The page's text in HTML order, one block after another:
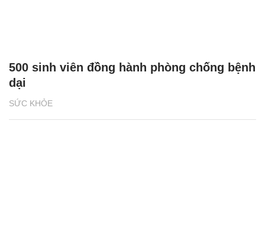
SỨC KHỎE
500 sinh viên đồng hành phòng chống bệnh
dại